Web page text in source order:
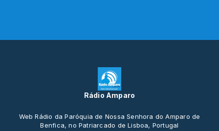
Rádio Amparo
Web Rádio da Paróquia de Nossa Senhora do Amparo de
Benfica, no Patriarcado de Lisboa, Portugal